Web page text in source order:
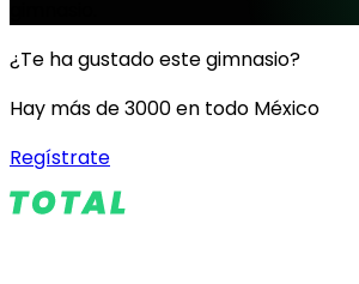
¿Te ha gustado este gimnasio?
Hay más de 3000 en todo México
Regístrate